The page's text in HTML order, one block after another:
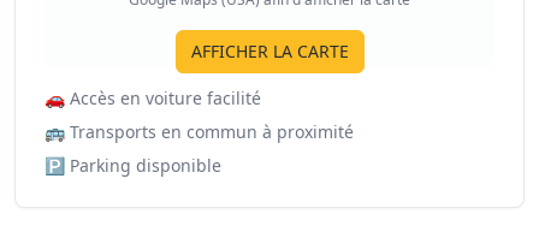
AFFICHER LA CARTE
🚗 Accès en voiture facilité
🚌 Transports en commun à proximité
🅿️ Parking disponible